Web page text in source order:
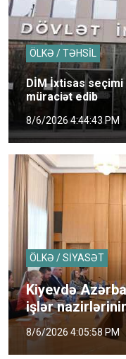
ÖLKƏ / TƏHSİL
DİM İxtisas seçimi
müraciət edib
8/6/2026 4:44:43 PM
ÖLKƏ / SİYASƏT
Kiyevdə
işlər
8/6/2026 4:05:58 PM